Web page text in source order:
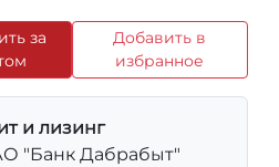
за
Добавить в
избранное
и лизинг
"Банк Дабрабыт"